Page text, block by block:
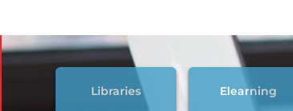
Libraries Elearning